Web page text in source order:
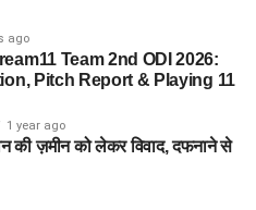
ago
Team 2nd ODI 2026:
Pitch Report & Playing 11
1 year ago
की ज़मीन को लेकर विवाद, दफनाने से